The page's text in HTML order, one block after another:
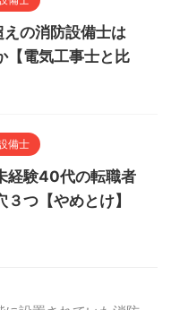
の消防設備士は
【電気工事士と比
備士
経験40代の転職者
つ【やめとけ】